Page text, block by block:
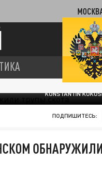
KONSTANTIN
ПОДПИШИТЕСЬ:
ОБНАРУЖИЛИ